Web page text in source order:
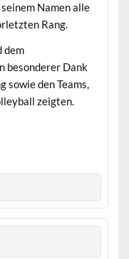
Namen alle
Rang.
dem
besonderer Dank
sowie den Teams,
zeigten.